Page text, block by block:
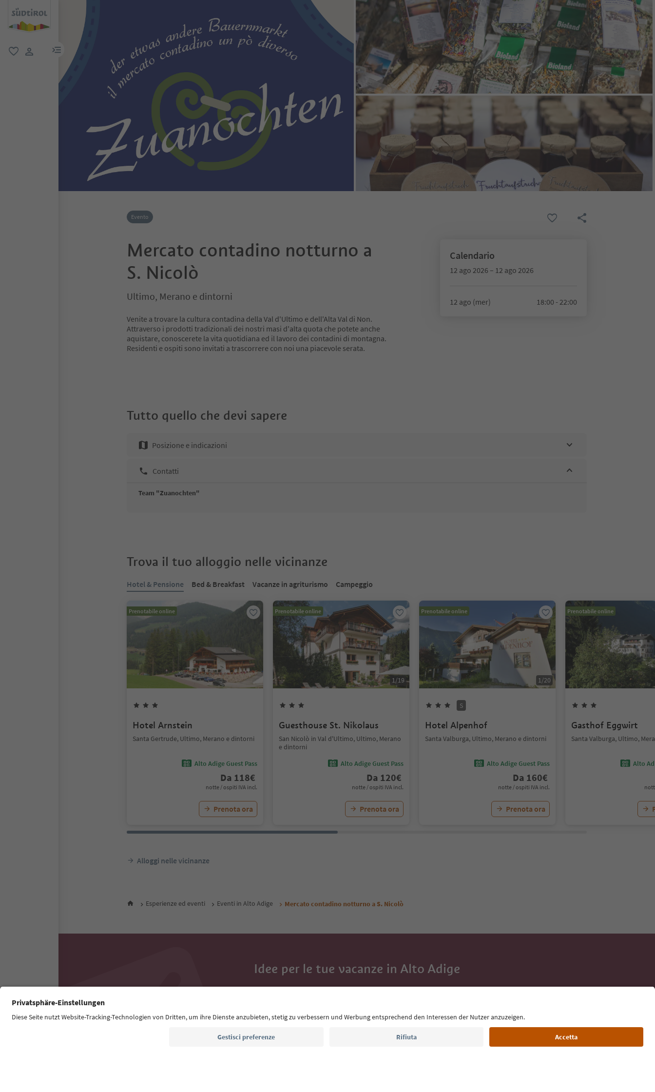
menu link
Evento
Mercato contadino notturno a
S. Nicolò
Ultimo, Merano e dintorni
Venite a trovare la cultura contadina della Val d'Ultimo e dell'Alta Val di Non.
Attraverso i prodotti tradizionali dei nostri masi d'alta quota che potete anche
aquistare, conoscerete la vita quotidiana ed il lavoro dei contadini di montagna.
Residenti e ospiti sono invitati a trascorrere con noi una piacevole serata.
Calendario
12 ago 2026 – 12 ago 2026
12 ago (mer) 18:00 - 22:00
Tutto quello che devi sapere
Posizione e indicazioni
Contatti
Team "Zuanochten"
Trova il tuo alloggio nelle vicinanze
Hotel & Pensione Bed & Breakfast Vacanze in agriturismo Campeggio
Prenotabile online
Hotel Arnstein
Santa Gertrude, Ultimo, Merano e dintorni
Alto Adige Guest Pass
Da 118€
notte / ospiti IVA incl.
Prenota ora
Prenotabile online
1/19
Guesthouse St. Nikolaus
San Nicolò in Val d'Ultimo, Ultimo, Merano
e dintorni
Alto Adige Guest Pass
Da 120€
notte / ospiti IVA incl.
Prenota ora
Prenotabile online
1/20
S
Hotel Alpenhof
Santa Valburga, Ultimo, Merano e dintorni
Alto Adige Guest Pass
Da 160€
notte / ospiti IVA incl.
Prenota ora
Prenotabile online
Gasthof Eggwirt
Santa Valburga, Ultimo,
Alto
Alloggi nelle vicinanze
Esperienze ed eventi Eventi in Alto Adige Mercato contadino notturno a S. Nicolò
Idee per le tue vacanze in Alto Adige
Con la newsletter dell’Alto Adige ricevi consigli per le tue vacanze,
Indirizzo e-mail*